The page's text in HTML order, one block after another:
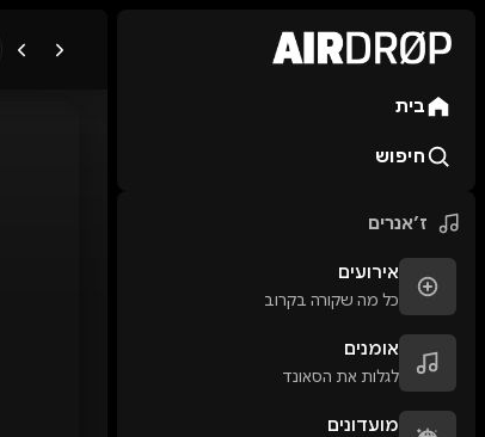
בית
חיפוש
ז׳אנרים
אירועים
כל מה שקורה בקרוב
אומנים
לגלות את הסאונד
מועדונים